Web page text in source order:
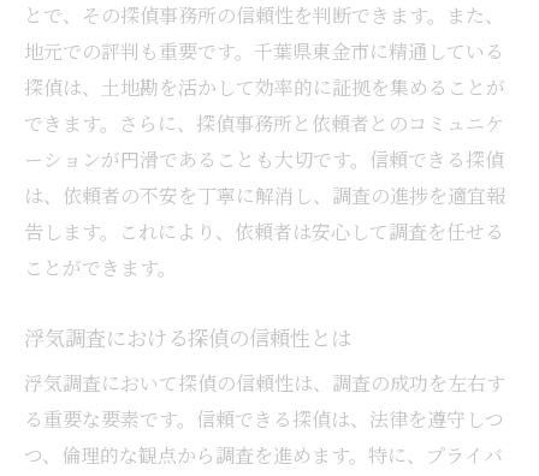
とで、その探偵事務所の信頼性を判断できます。また、
地元での評判も重要です。千葉県東金市に精通している
探偵は、土地勘を活かして効率的に証拠を集めることが
できます。さらに、探偵事務所と依頼者とのコミュニケ
ーションが円滑であることも大切です。信頼できる探偵
は、依頼者の不安を丁寧に解消し、調査の進捗を適宜報
告します。これにより、依頼者は安心して調査を任せる
ことができます。
浮気調査における探偵の信頼性とは
浮気調査において探偵の信頼性は、調査の成功を左右す
る重要な要素です。信頼できる探偵は、法律を遵守しつ
つ、倫理的な観点から調査を進めます。特に、プライバ